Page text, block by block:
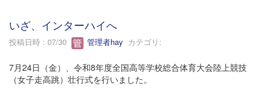
いざ、インターハイへ
投稿日時 : 07/30 管理者hay カテゴリ:
7月24日（金）、令和8年度全国高等学校総合体育大会陸上競技
（女子走高跳）壮行式を行いました。